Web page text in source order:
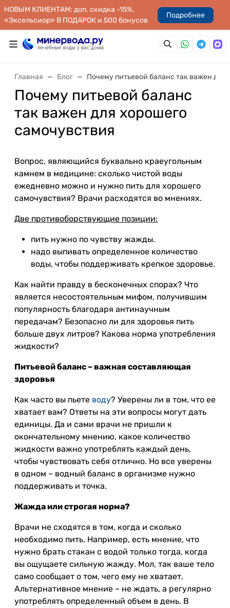
НОВЫМ КЛИЕНТАМ: доп. скидка -15%,
«Эксельсиор» В ПОДАРОК и 500 бонусов
Подробнее
Главная Блог Почему питьевой баланс так важен для
Почему питьевой баланс
так важен для хорошего
самочувствия
Вопрос, являющийся буквально краеугольным
камнем в медицине: сколько чистой воды
ежедневно можно и нужно пить для хорошего
самочувствия? Врачи расходятся во мнениях.
Две противоборствующие позиции:
пить нужно по чувству жажды.
надо выпивать определенное количество
воды, чтобы поддерживать крепкое здоровье.
Как найти правду в бесконечных спорах? Что
является несостоятельным мифом, получившим
популярность благодаря антинаучным
передачам? Безопасно ли для здоровья пить
больше двух литров? Какова норма употребления
жидкости?
Питьевой баланс – важная составляющая
здоровья
Как часто вы пьете воду? Уверены ли в том, что ее
хватает вам? Ответы на эти вопросы могут дать
единицы. Да и сами врачи не пришли к
окончательному мнению, какое количество
жидкости важно употреблять каждый день,
чтобы чувствовать себя отлично. Но все уверены
в одном – водный баланс в организме нужно
поддерживать и точка.
Жажда или строгая норма?
Врачи не сходятся в том, когда и сколько
необходимо пить. Например, есть мнение, что
нужно брать стакан с водой только тогда, когда
вы ощущаете сильную жажду. Мол, так ваше тело
само сообщает о том, чего ему не хватает.
Альтернативное мнение – не ждать, а регулярно
употреблять определенный объем в день. В